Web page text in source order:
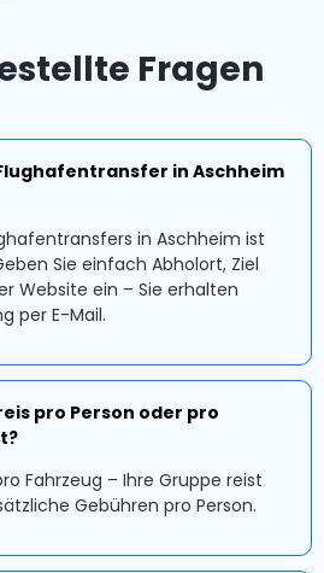
Fragen
in Aschheim
in Aschheim ist
Sie einfach Abholort, Ziel
Website ein – Sie erhalten
per E-Mail.
pro Person oder pro
Fahrzeug – Ihre Gruppe reist
Gebühren pro Person.